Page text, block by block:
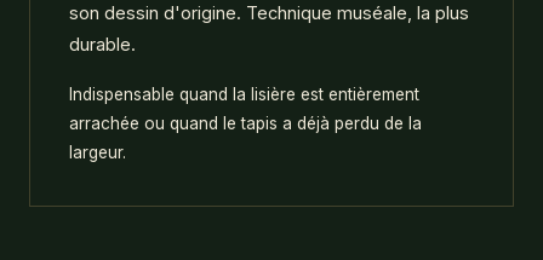
son dessin d'origine. Technique muséale, la plus
durable.
Indispensable quand la lisière est entièrement
arrachée ou quand le tapis a déjà perdu de la
largeur.